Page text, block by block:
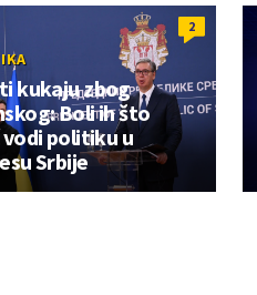
2
kukaju zbog
Boli ih što
vodi politiku u
Srbije